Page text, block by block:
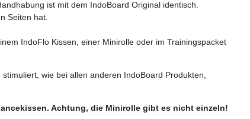
ist mit dem IndoBoard Original identisch.
Seiten hat.
IndoFlo Kissen, einer Minirolle oder im Trainingspacket
wie bei allen anderen IndoBoard Produkten,
Achtung, die Minirolle gibt es nicht einzeln!